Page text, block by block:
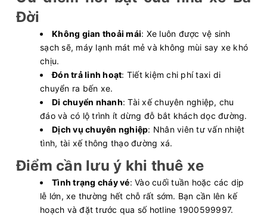
Đời
Không gian thoải mái: Xe luôn được vệ sinh
sạch sẽ, máy lạnh mát mẻ và không mùi say xe khó
chịu.
Đón trả linh hoạt: Tiết kiệm chi phí taxi di
chuyển ra bến xe.
Di chuyển nhanh: Tài xế chuyên nghiệp, chu
đáo và có lộ trình ít dừng đỗ bắt khách dọc đường.
Dịch vụ chuyên nghiệp: Nhân viên tư vấn nhiệt
tình, tài xế thông thạo đường xá.
Điểm cần lưu ý khi thuê xe
Tình trạng cháy vé: Vào cuối tuần hoặc các dịp
lễ lớn, xe thường hết chỗ rất sớm. Bạn cần lên kế
hoạch và đặt trước qua số hotline 1900599997.